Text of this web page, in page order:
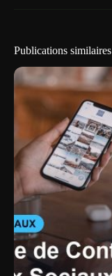
Publications similaires